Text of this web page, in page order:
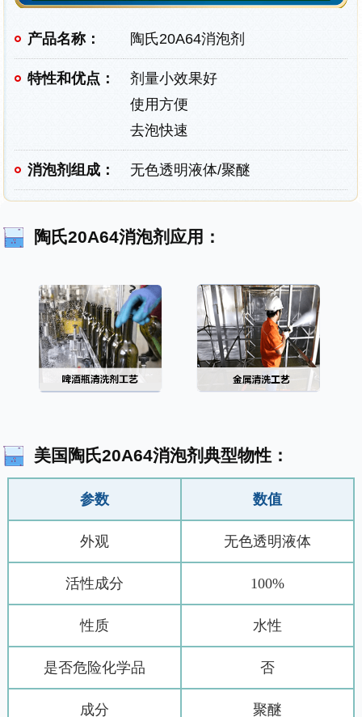
产品名称： 陶氏20A64消泡剂
特性和优点：
剂量小效果好
使用方便
去泡快速
消泡剂组成： 无色透明液体/聚醚
陶氏20A64消泡剂应用：
美国陶氏20A64消泡剂典型物性：
参数
外观
活性成分
性质
是否危险化学品
成分
数值
无色透明液体
100%
水性
否
聚醚